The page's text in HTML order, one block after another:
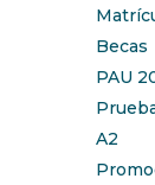
Becas
PAU
A2